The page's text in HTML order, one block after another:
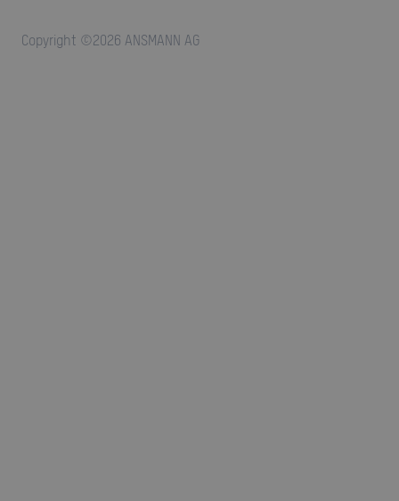
Copyright ©2026 ANSMANN AG